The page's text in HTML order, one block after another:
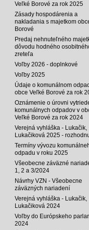
Veľké Borové za rok 2025
Zásady hospodárenia a
nakladania s majetkom
Borové
Predaj nehnuteľného
dôvodu hodného
zreteľa
Voľby 2026 - doplnkové
Voľby 2025
Údaje o komunálnom
obce Veľké Borové za rok
Oznámenie o úrovni
komunálnych odpadov v
Veľké Borové za rok 2024
Verejná vyhláška - Lukačik,
Lukačiková 2025 -
Termíny vývozu
odpadu v roku 2025
Všeobecne záväzné
1, 2 a 3/2024
Návrhy VZN - Všeobecne
záväzných nariadení
Verejná vyhláška - Lukačik,
Lukačiková 2024
Voľby do Európskeho
2024